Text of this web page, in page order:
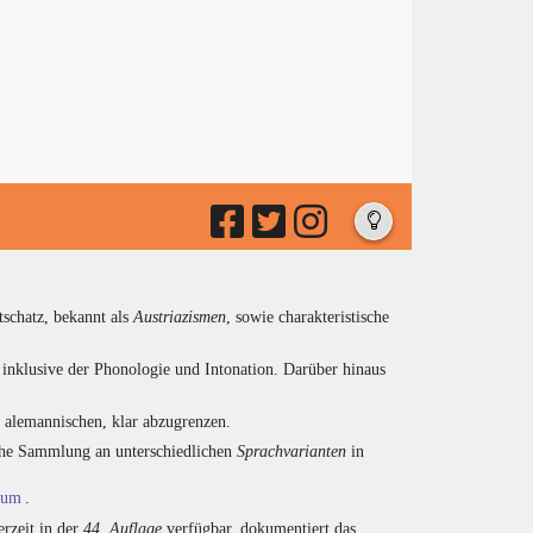
bekannt als Austriazismen , sowie charakteristische
der Phonologie und Intonation. Darüber hinaus
klar abzugrenzen.
Sammlung an unterschiedlichen Sprachvarianten in
in der 44. Auflage verfügbar, dokumentiert das